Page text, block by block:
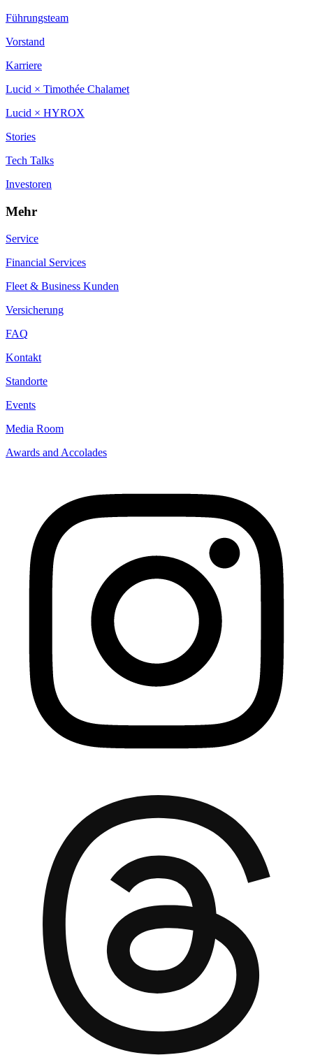
Führungsteam
Vorstand
Karriere
Lucid × Timothée Chalamet
Lucid × HYROX
Stories
Tech Talks
Investoren
Mehr
Service
Financial Services
Fleet & Business Kunden
Versicherung
FAQ
Kontakt
Standorte
Events
Media Room
Awards and Accolades